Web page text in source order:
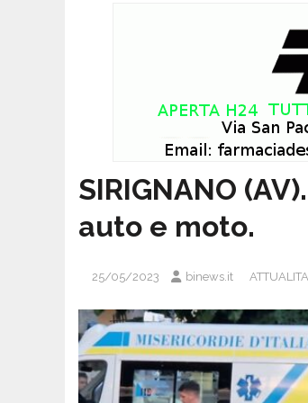
SIRIGNANO
auto e moto.
25/05/2023 binews.it